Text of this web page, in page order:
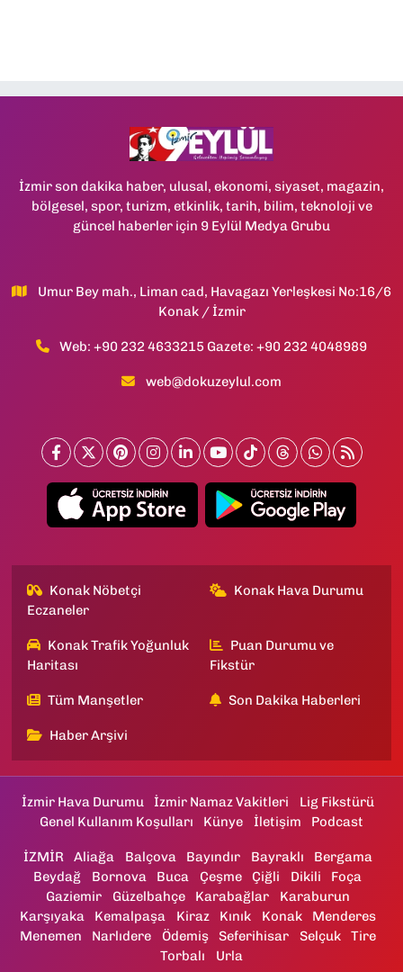
İzmir son dakika haber, ulusal, ekonomi, siyaset, magazin,
bölgesel, spor, turizm, etkinlik, tarih, bilim, teknoloji ve
güncel haberler için 9 Eylül Medya Grubu
Umur Bey mah., Liman cad, Havagazı Yerleşkesi No:16/6
Konak / İzmir
Web: +90 232 4633215 Gazete: +90 232 4048989
web@dokuzeylul.com
Konak Nöbetçi
Eczaneler
Konak Hava Durumu
Konak Trafik Yoğunluk
Haritası
Puan Durumu ve
Fikstür
Tüm Manşetler Son Dakika Haberleri
Haber Arşivi
İzmir Hava Durumu İzmir Namaz Vakitleri
Lig Fikstürü
Genel Kullanım Koşulları
Künye İletişim Podcast
İZMİR Aliağa Balçova Bayındır Bayraklı
Bergama
Beydağ
Bornova Buca Çeşme Çiğli Dikili
Foça
Gaziemir
Güzelbahçe Karabağlar
Karaburun
Karşıyaka
Kemalpaşa Kiraz Kınık Konak
Menderes
Menemen
Narlıdere Ödemiş Seferihisar Selçuk
Tire
Torbalı
Urla